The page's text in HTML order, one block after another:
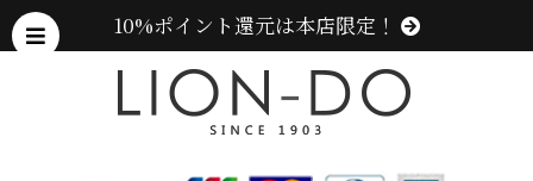
10%ポイント還元は本店限定！